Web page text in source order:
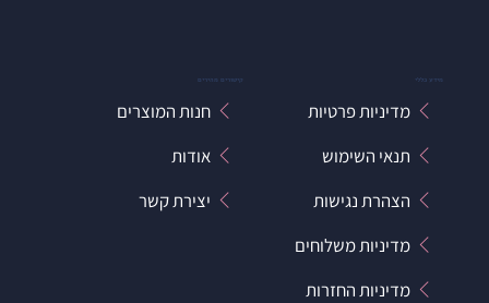
קישורים מהירים
חנות המוצרים
אודות
יצירת קשר
מידע כללי
מדיניות פרטיות
תנאי השימוש
הצהרת נגישות
מדיניות משלוחים
מדיניות החזרות